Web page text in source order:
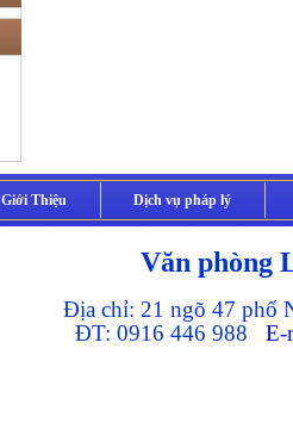
Giới Thiệu Dịch vụ pháp lý
Văn phòng
Địa chỉ: 21 ngõ 47 phố
ĐT: 0916 446 988